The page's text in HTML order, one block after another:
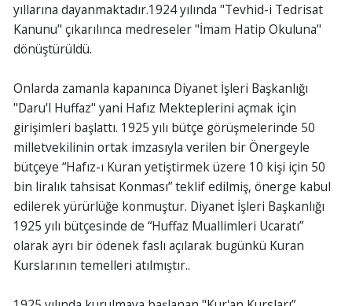
yıllarına dayanmaktadır.1924 yılında "Tevhid-i Tedrisat
Kanunu" çıkarılınca medreseler "İmam Hatip Okuluna"
dönüştürüldü.
Onlarda zamanla kapanınca Diyanet İşleri Başkanlığı
"Daru'l Huffaz" yani Hafız Mekteplerini açmak için
girişimleri başlattı. 1925 yılı bütçe görüşmelerinde 50
milletvekilinin ortak imzasıyla verilen bir Önergeyle
bütçeye “Hafız-ı Kuran yetiştirmek üzere 10 kişi için 50
bin liralık tahsisat Konması” teklif edilmiş, önerge kabul
edilerek yürürlüğe konmuştur. Diyanet İşleri Başkanlığı
1925 yılı bütçesinde de “Huffaz Muallimleri Ucaratı”
olarak ayrı bir ödenek faslı açılarak bugünkü Kuran
Kurslarının temelleri atılmıştır..